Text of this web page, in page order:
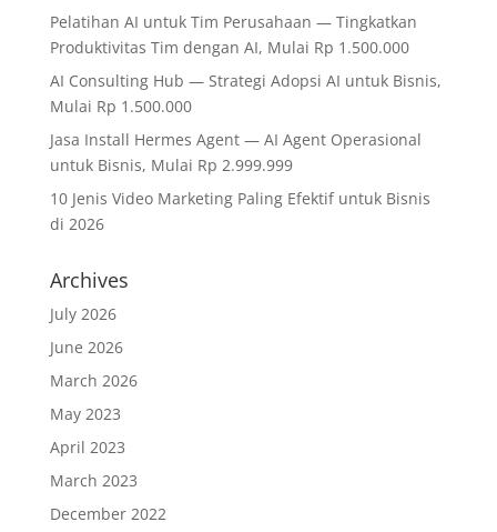
Pelatihan AI untuk Tim Perusahaan — Tingkatkan
Produktivitas Tim dengan AI, Mulai Rp 1.500.000
AI Consulting Hub — Strategi Adopsi AI untuk Bisnis,
Mulai Rp 1.500.000
Jasa Install Hermes Agent — AI Agent Operasional
untuk Bisnis, Mulai Rp 2.999.999
10 Jenis Video Marketing Paling Efektif untuk Bisnis
di 2026
Archives
July 2026
June 2026
March 2026
May 2023
April 2023
March 2023
December 2022